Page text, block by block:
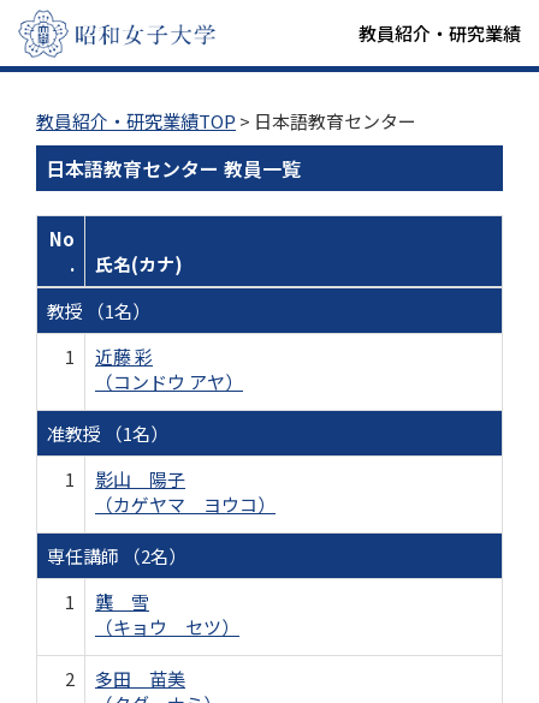
教員紹介・研究業績
教員紹介・研究業績TOP > 日本語教育センター
日本語教育センター 教員一覧
No
.
氏名(カナ)
教授 （1名）
1
近藤 彩
（コンドウ アヤ）
准教授 （1名）
1
影山 陽子
（カゲヤマ ヨウコ）
専任講師 （2名）
1
龔 雪
（キョウ セツ）
2
多田 苗美